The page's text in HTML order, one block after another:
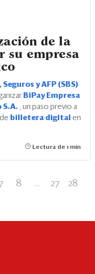
de la
su empresa
y AFP (SBS)
BiPay Empresa
S.A.
, un paso previo a
billetera digital en
Lectura de 1 min
8 ... 27 28